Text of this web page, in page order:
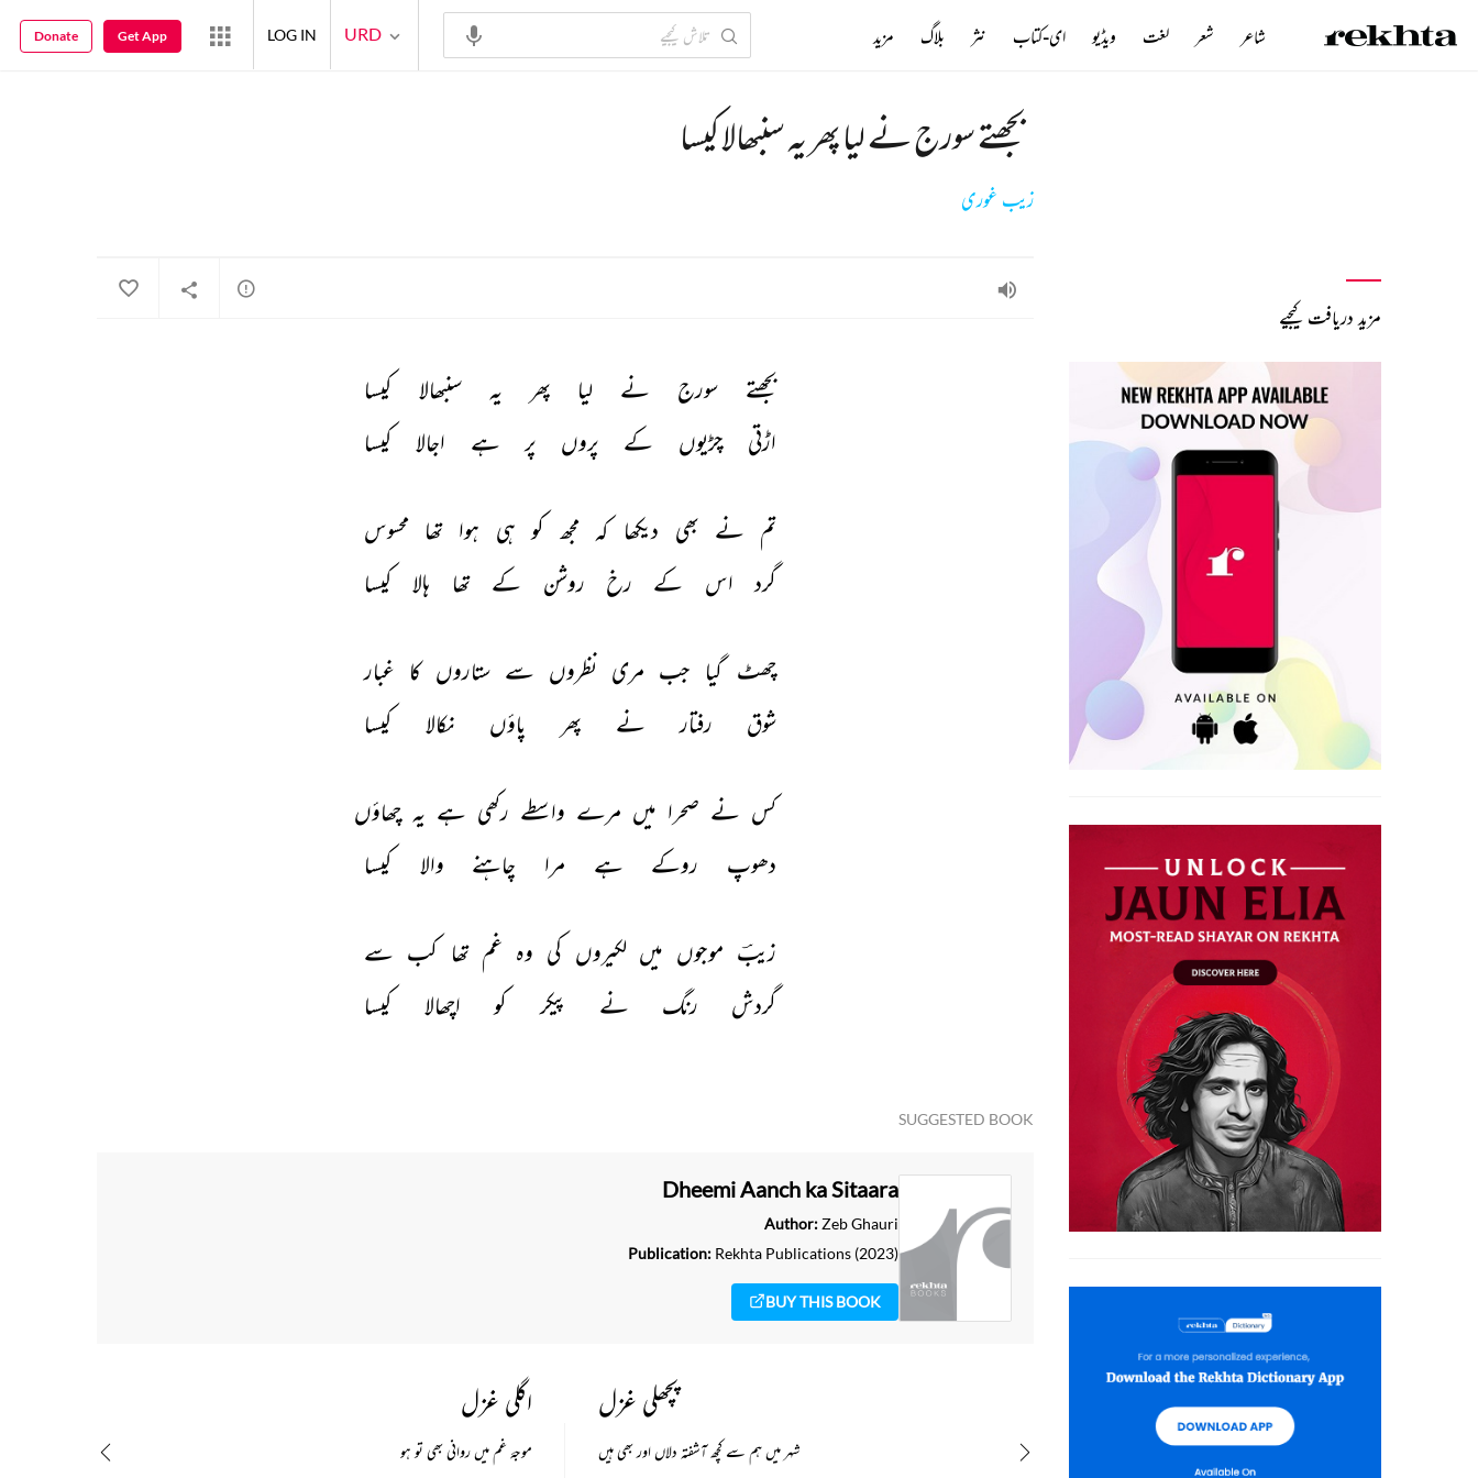
بجھتے سورج نے لیا پھر یہ سنبھالا کیسا
زیب غوری
بجھتے سورج نے لیا پھر یہ سنبھالا
کیسا
اڑتی
چڑیوں کے پروں پر ہے اجالا کیسا
تم نے بھی دیکھا کہ مجھ کو ہی ہوا تھا محسوس
گرد
اس کے رخ روشن کے تھا ہالا کیسا
چھٹ گیا جب مری نظروں سے ستاروں کا غبار
شوق
رفتار نے پھر پاؤں نکالا کیسا
کس نے صحرا میں مرے واسطے رکھی ہے یہ چھاؤں
دھوپ
روکے ہے مرا چاہنے والا کیسا
زیبؔ موجوں میں لکیروں کی وہ غم تھا کب سے
گردش
رنگ نے پیکر کو اچھالا کیسا
SUGGESTED BOOK
Dheemi Aanch ka Sitaara
Author:Zeb Ghauri
Publication: Rekhta Publications (2023)
BUY THIS BOOK
اگلی غزل
موجۂ غم میں روانی بھی تو ہو
پچھلی غزل
شہر میں ہم سے کچھ آشفتہ دلاں اور بھی ہیں
مزید دریافت کیجیے
شاعر شعر لغت ویڈیو ای-کتاب نثر بلاگ مزید URD
LOG IN
Get App
Donate